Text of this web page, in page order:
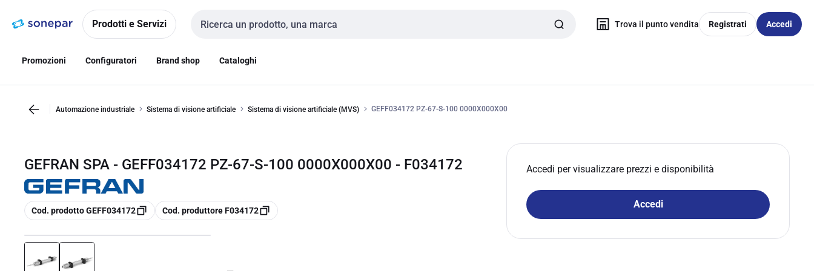
navigazionealla
Prodotti e Servizi
Cerca input
Trova il punto vendita Registrati Accedi
Promozioni Configuratori Brand shop Cataloghi
Automazione industriale Sistema di visione artificiale Sistema di visione artificiale (MVS) GEFF034172 PZ-67-S-100 0000X000X00
GEFRAN SPA - GEFF034172 PZ-67-S-100 0000X000X00 - F034172
copia
Cod. prodotto GEFF034172 copia
Cod. produttore F034172
Accedi per visualizzare prezzi e disponibilità
Accedi